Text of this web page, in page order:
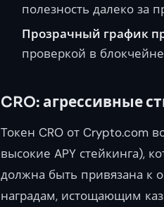
полезность далеко за
Прозрачный график
проверкой в
CRO: агрессивные
Токен CRO от Crypto.com
высокие APY стейкинга),
должна быть привязана к
наградам, истощающим